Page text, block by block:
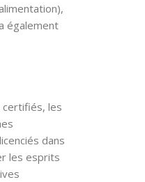
également
certifiés, les
dans
les esprits